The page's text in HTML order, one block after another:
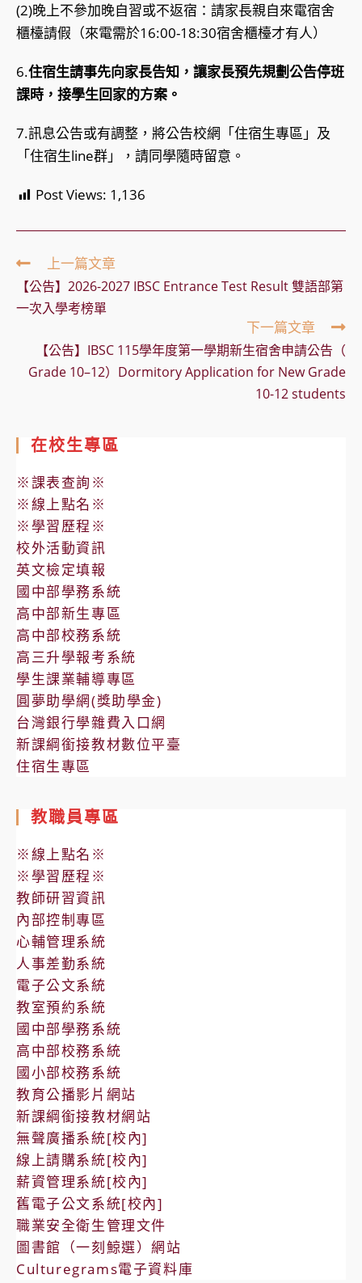
(2)晚上不參加晚自習或不返宿：請家長親自來電宿舍
櫃檯請假（來電需於16:00-18:30宿舍櫃檯才有人）
6.住宿生請事先向家長告知，讓家長預先規劃公告停班
課時，接學生回家的方案。
7.訊息公告或有調整，將公告校網「住宿生專區」及
「住宿生line群」，請同學隨時留意。
Post Views: 1,136
Read
more
articles
上一篇文章
【公告】2026-2027 IBSC Entrance Test Result 雙語部第
一次入學考榜單
下一篇文章
【公告】IBSC 115學年度第一學期新生宿舍申請公告（
Grade 10–12）Dormitory Application for New Grade
10-12 students
在校生專區
※課表查詢※
※線上點名※
※學習歷程※
校外活動資訊
英文檢定填報
國中部學務系統
高中部新生專區
高中部校務系統
高三升學報考系統
學生課業輔導專區
圓夢助學網(獎助學金)
台灣銀行學雜費入口網
新課綱銜接教材數位平臺
住宿生專區
教職員專區
※線上點名※
※學習歷程※
教師研習資訊
內部控制專區
心輔管理系統
人事差勤系統
電子公文系統
教室預約系統
國中部學務系統
高中部校務系統
國小部校務系統
教育公播影片網站
新課綱銜接教材網站
無聲廣播系統[校內]
線上請購系統[校內]
薪資管理系統[校內]
舊電子公文系統[校內]
職業安全衛生管理文件
圖書館（一刻鯨選）網站
Culturegrams電子資料庫